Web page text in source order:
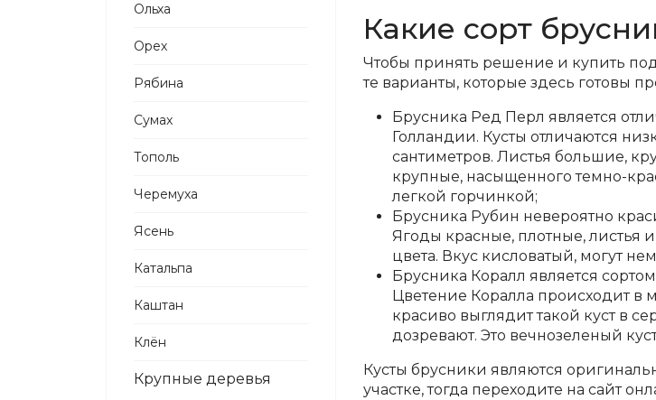
Ольха
Орех
Рябина
Сумах
Тополь
Черемуха
Ясень
Катальпа
Каштан
Клён
Крупные деревья
Какие сорт
Чтобы принять решение и купить
те варианты, которые здесь готовы
Брусника Ред Перл является
Голландии. Кусты отличаются
сантиметров. Листья большие,
крупные, насыщенного темно-
легкой горчинкой;
Брусника Рубин невероятно
Ягоды красные, плотные, листья
цвета. Вкус кисловатый, могут
Брусника Коралл является
Цветение Коралла происходит в
красиво выглядит такой куст в
дозревают. Это вечнозеленый
Кусты брусники являются
участке, тогда переходите на сайт